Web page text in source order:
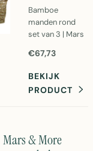
Bamboe
manden rond
set van 3 | Mars
Natuurlijke
opbergmanden
in bruin voor
34x34x32cm.
€67,73
BEKIJK
PRODUCT
Mars & More